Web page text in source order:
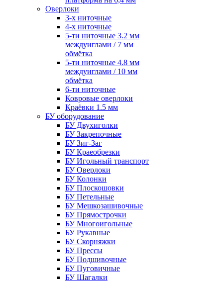
Оверлоки
3-х ниточные
4-х ниточные
5-ти ниточные 3.2 мм
междуиглами / 7 мм
обмётка
5-ти ниточные 4.8 мм
междуиглами / 10 мм
обмётка
6-ти ниточные
Ковровые оверлоки
Краёвки 1.5 мм
БУ оборудование
БУ Двухиголки
БУ Закрепочные
БУ Зиг-Заг
БУ Краеобрезки
БУ Игольный транспорт
БУ Оверлоки
БУ Колонки
БУ Плоскошовки
БУ Петельные
БУ Мешкозашивочные
БУ Прямострочки
БУ Многоигольные
БУ Рукавные
БУ Скорняжки
БУ Прессы
БУ Подшивочные
БУ Пуговичные
БУ Шагалки